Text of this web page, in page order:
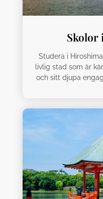
Skolor
Studera i
livlig stad som är
och sitt djupa